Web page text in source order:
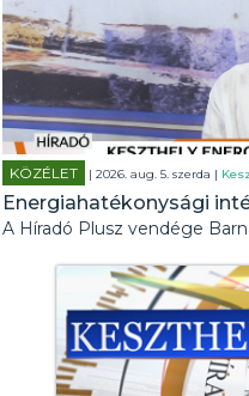
KÖZÉLET | 2026. aug. 5. szerda |
Energiahatékonysági
A Híradó Plusz vendége